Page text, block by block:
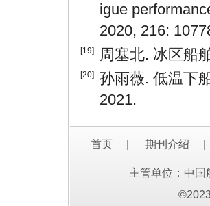
igue
2020, 216:
[19] 周塞北. 冰区船
[20]
孙雨薇. 低温下
2021.